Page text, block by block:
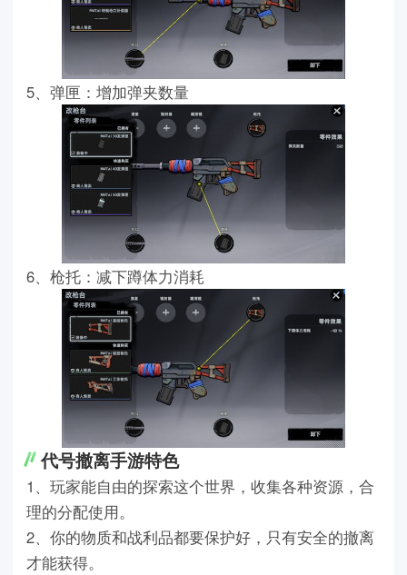
5、弹匣：增加弹夹数量
6、枪托：减下蹲体力消耗
代号撤离手游特色
1、玩家能自由的探索这个世界，收集各种资源，合
理的分配使用。
2、你的物质和战利品都要保护好，只有安全的撤离
才能获得。